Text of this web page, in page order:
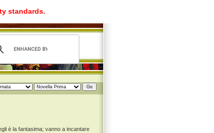
standards.
è la fantasima; vanno a incantare